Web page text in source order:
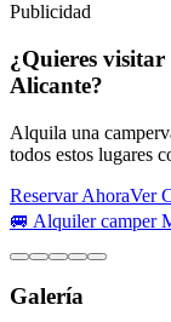
Publicidad
¿Quieres visitar
Alicante?
Alquila una
todos estos lugares
Reservar AhoraVer
🚐 Alquiler camper
Galería